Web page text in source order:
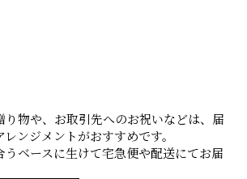
り物や、お取引先へのお祝いなどは、届
ンジメントがおすすめです。
うベースに生けて宅急便や配送にてお届